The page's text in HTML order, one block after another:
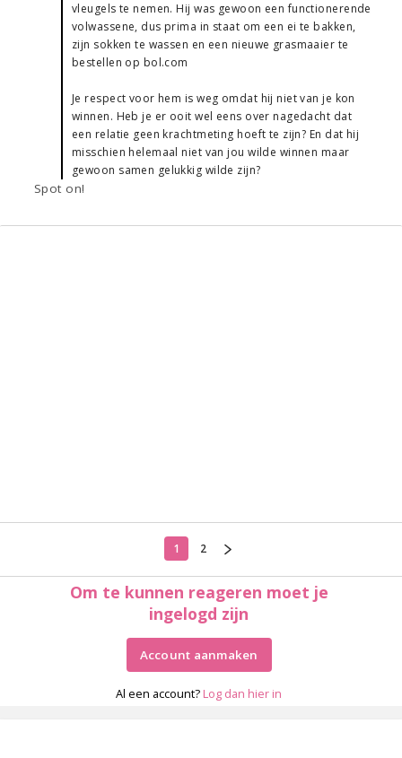
vleugels te nemen. Hij was gewoon een functionerende
volwassene, dus prima in staat om een ei te bakken,
zijn sokken te wassen en een nieuwe grasmaaier te
bestellen op bol.com
Je respect voor hem is weg omdat hij niet van je kon
winnen. Heb je er ooit wel eens over nagedacht dat
een relatie geen krachtmeting hoeft te zijn? En dat hij
misschien helemaal niet van jou wilde winnen maar
gewoon samen gelukkig wilde zijn?
Spot on!
1 2
Om te kunnen reageren moet je
ingelogd zijn
Account aanmaken
Al een account? Log dan hier in